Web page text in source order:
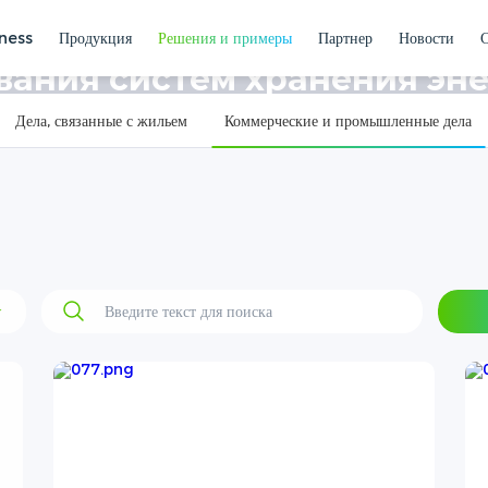
Продукция Решения и примеры Партнер Новости
систем хранения
Дела, связанные с жильем Коммерческие и промышленные дела